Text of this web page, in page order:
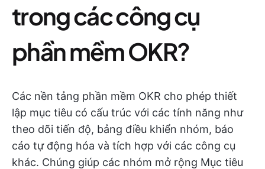
trong các công cụ
phần mềm OKR?
Các nền tảng phần mềm OKR cho phép thiết
lập mục tiêu có cấu trúc với các tính năng như
theo dõi tiến độ, bảng điều khiển nhóm, báo
cáo tự động hóa và tích hợp với các công cụ
khác. Chúng giúp các nhóm mở rộng Mục tiêu